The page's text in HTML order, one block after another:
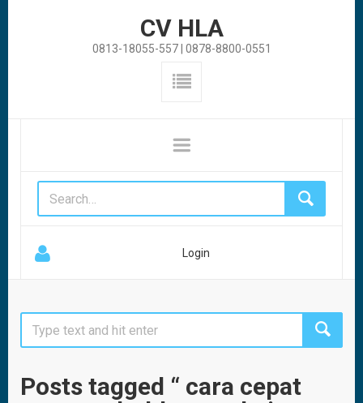
CV HLA
0813-18055-557 | 0878-8800-0551
Login
Posts tagged “ cara cepat